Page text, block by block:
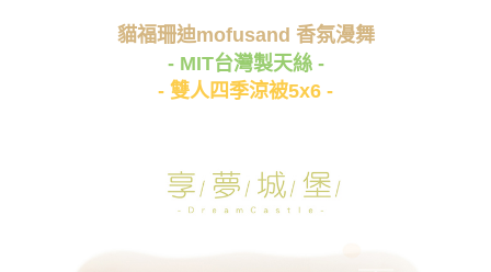
貓福珊迪mofusand 香氛漫舞
- MIT台灣製天絲 -
- 雙人四季涼被5x6 -